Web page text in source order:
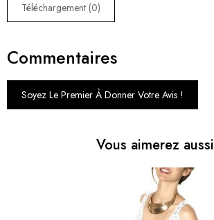
Téléchargement (0)
Commentaires
Soyez Le Premier À Donner Votre Avis !
Vous aimerez aussi